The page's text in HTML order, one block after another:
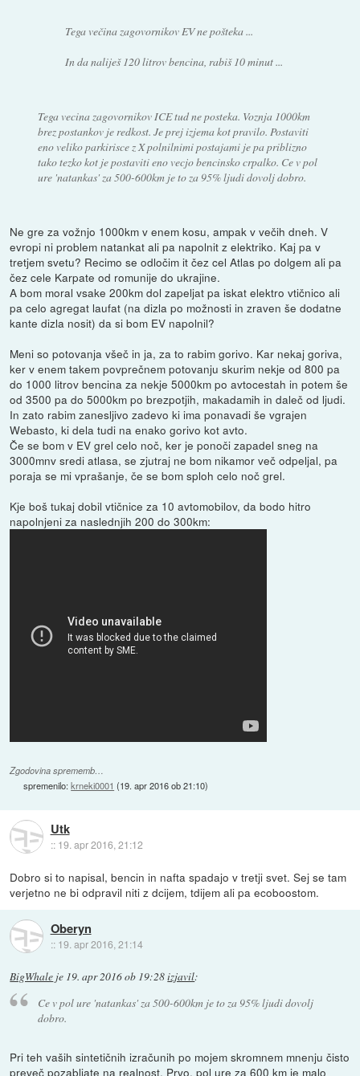
Tega večina zagovornikov EV ne pošteka ...
In da naliješ 120 litrov bencina, rabiš 10 minut ...
Tega vecina zagovornikov ICE tud ne posteka. Voznja 1000km
brez postankov je redkost. Je prej izjema kot pravilo. Postaviti
eno veliko parkirisce z X polnilnimi postajami je pa priblizno
tako tezko kot je postaviti eno vecjo bencinsko crpalko. Ce v pol
ure 'natankas' za 500-600km je to za 95% ljudi dovolj dobro.
Ne gre za vožnjo 1000km v enem kosu, ampak v večih dneh. V
evropi ni problem natankat ali pa napolnit z elektriko. Kaj pa v
tretjem svetu? Recimo se odločim it čez cel Atlas po dolgem ali pa
čez cele Karpate od romunije do ukrajine.
A bom moral vsake 200km dol zapeljat pa iskat elektro vtičnico ali
pa celo agregat laufat (na dizla po možnosti in zraven še dodatne
kante dizla nosit) da si bom EV napolnil?
Meni so potovanja všeč in ja, za to rabim gorivo. Kar nekaj goriva,
ker v enem takem povprečnem potovanju skurim nekje od 800 pa
do 1000 litrov bencina za nekje 5000km po avtocestah in potem še
od 3500 pa do 5000km po brezpotjih, makadamih in daleč od ljudi.
In zato rabim zanesljivo zadevo ki ima ponavadi še vgrajen
Webasto, ki dela tudi na enako gorivo kot avto.
Če se bom v EV grel celo noč, ker je ponoči zapadel sneg na
3000mnv sredi atlasa, se zjutraj ne bom nikamor več odpeljal, pa
poraja se mi vprašanje, če se bom sploh celo noč grel.
Kje boš tukaj dobil vtičnice za 10 avtomobilov, da bodo hitro
napolnjeni za naslednjih 200 do 300km:
Zgodovina sprememb…
spremenilo:krneki0001 (19. apr 2016 ob 21:10)
Utk
:: 19. apr 2016, 21:12
Dobro si to napisal, bencin in nafta spadajo v tretji svet. Sej se tam
verjetno ne bi odpravil niti z dcijem, tdijem ali pa ecoboostom.
Oberyn
:: 19. apr 2016, 21:14
BigWhale je 19. apr 2016 ob 19:28izjavil:
Ce v pol ure 'natankas' za 500-600km je to za 95% ljudi dovolj
dobro.
Pri teh vaših sintetičnih izračunih po mojem skromnem mnenju čisto
preveč pozabljate na realnost. Prvo, pol ure za 600 km je malo